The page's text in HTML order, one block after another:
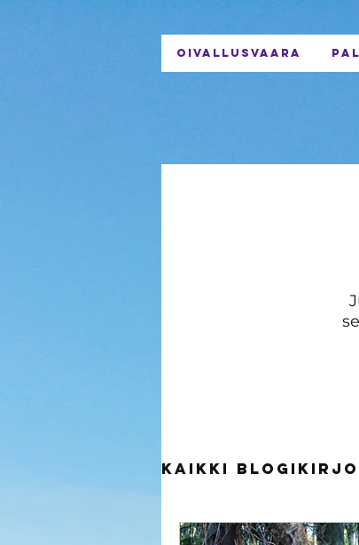
OIVALLUSVAARA
Kaikki
Tutkittua